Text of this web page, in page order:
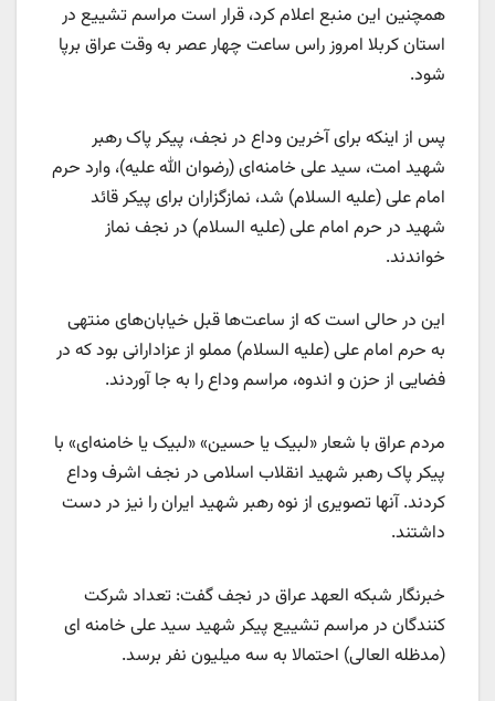
همچنین این منبع اعلام کرد، قرار است مراسم تشییع در
استان کربلا امروز راس ساعت چهار عصر به وقت عراق برپا
شود.
پس از اینکه برای آخرین وداع در نجف، پیکر پاک رهبر
شهید امت، سید علی خامنه‌ای (رضوان الله علیه)، وارد حرم
امام علی (علیه السلام) شد، نمازگزاران برای پیکر قائد
شهید در حرم امام علی (علیه السلام) در نجف نماز
خواندند.
این در حالی است که از ساعت‌ها قبل خیابان‌های منتهی
به حرم امام علی (علیه السلام) مملو از عزادارانی بود که در
فضایی از حزن و اندوه، مراسم وداع را به جا آوردند.
مردم عراق با شعار «لبیک یا حسین» «لبیک یا خامنه‌ای» با
پیکر پاک رهبر شهید انقلاب اسلامی در نجف اشرف وداع
کردند. آنها تصویری از نوه رهبر شهید ایران را نیز در دست
داشتند.
خبرنگار شبکه العهد عراق در نجف گفت: تعداد شرکت
کنندگان در مراسم تشییع پیکر شهید سید علی خامنه ای
(مدظله العالی) احتمالا به سه میلیون نفر برسد.